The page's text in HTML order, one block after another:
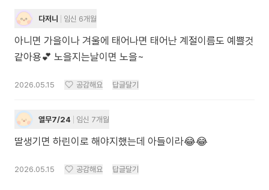
다저니 임신 6개월
아니면 가을이나 겨울에 태어나면 태어난 계절이름도 예쁠것
같아용💕 노을지는날이면 노을~
2026.05.15 공감해요 답글달기
열무7/24 임신 7개월
딸생기면 하린이로 해야지했는데 아들이라😂😂
2026.05.15 공감해요 답글달기